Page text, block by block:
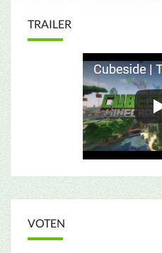
TRAILER
VOTEN